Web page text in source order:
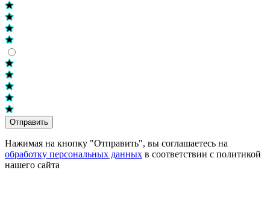
Отправить
Нажимая на кнопку "Отправить", вы соглашаетесь на
обработку персональных данных в соответствии с политикой
нашего сайта